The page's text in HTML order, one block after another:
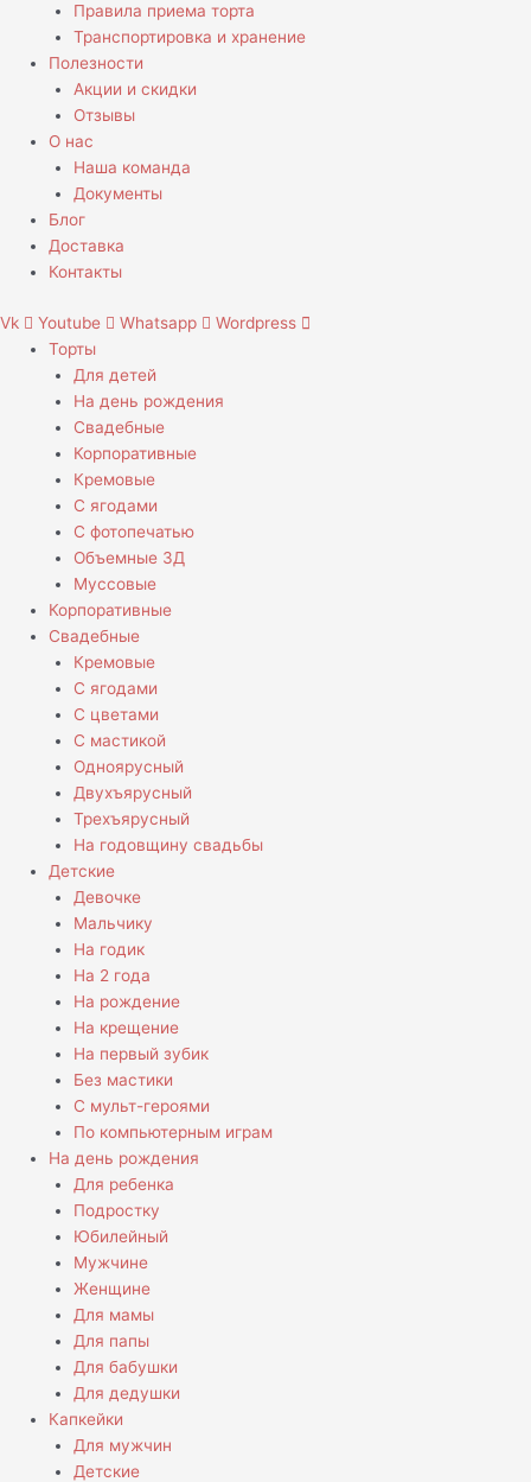
Правила приема торта
Транспортировка и хранение
Полезности
Акции и скидки
Отзывы
О нас
Наша команда
Документы
Блог
Доставка
Контакты
Vk Youtube Whatsapp
Wordpress
Торты
Для детей
На день рождения
Свадебные
Корпоративные
Кремовые
С ягодами
С фотопечатью
Объемные 3Д
Муссовые
Корпоративные
Свадебные
Кремовые
С ягодами
С цветами
С мастикой
Одноярусный
Двухъярусный
Трехъярусный
На годовщину свадьбы
Детские
Девочке
Мальчику
На годик
На 2 года
На рождение
На крещение
На первый зубик
Без мастики
С мульт-героями
По компьютерным играм
На день рождения
Для ребенка
Подростку
Юбилейный
Мужчине
Женщине
Для мамы
Для папы
Для бабушки
Для дедушки
Капкейки
Для мужчин
Детские